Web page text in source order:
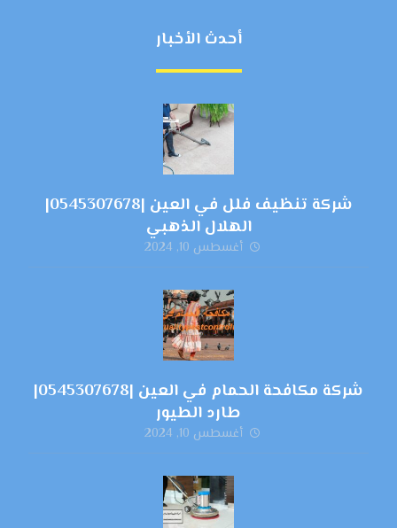
أحدث الأخبار
شركة تنظيف فلل في العين |0545307678|
الهلال الذهبي
أغسطس 10, 2024
شركة مكافحة الحمام في العين |0545307678|
طارد الطيور
أغسطس 10, 2024